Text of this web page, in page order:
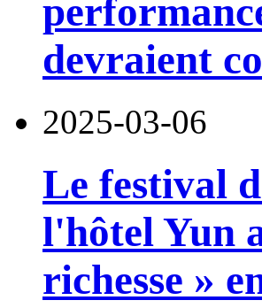
devraient
2025-03-06
Le festival
l'hôtel Yun
richesse »